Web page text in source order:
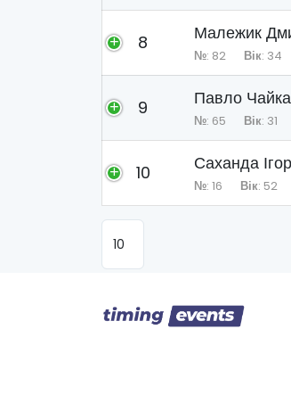
8 Малежик
№: 82 Вік: 34
9 Павло Чайка
№: 65 Вік: 31
10 Саханда Ігор
№: 16 Вік: 52